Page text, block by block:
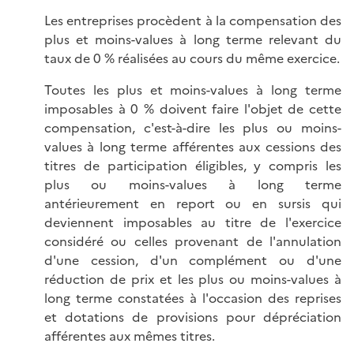
Les entreprises procèdent à la compensation des
plus et moins-values à long terme relevant du
taux de 0 % réalisées au cours du même exercice.
Toutes les plus et moins-values à long terme
imposables à 0 % doivent faire l'objet de cette
compensation, c'est-à-dire les plus ou moins-
values à long terme afférentes aux cessions des
titres de participation éligibles, y compris les
plus ou moins-values à long terme
antérieurement en report ou en sursis qui
deviennent imposables au titre de l'exercice
considéré ou celles provenant de l'annulation
d'une cession, d'un complément ou d'une
réduction de prix et les plus ou moins-values à
long terme constatées à l'occasion des reprises
et dotations de provisions pour dépréciation
afférentes aux mêmes titres.